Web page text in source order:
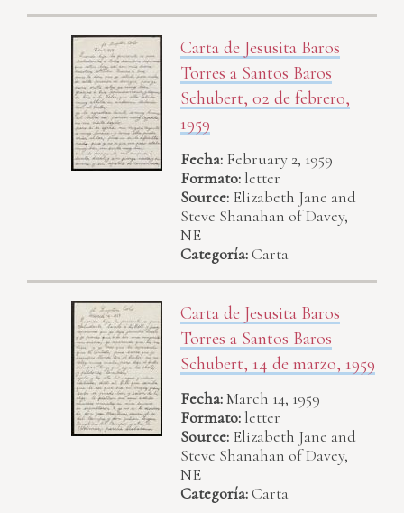
Carta de Jesusita Baros
Torres a Santos Baros
Schubert, 02 de febrero,
1959
Fecha: February 2, 1959
Formato: letter
Source: Elizabeth Jane and
Steve Shanahan of Davey,
NE
Categoría:Carta
Carta de Jesusita Baros
Torres a Santos Baros
Schubert, 14 de marzo, 1959
Fecha:March 14, 1959
Formato: letter
Source: Elizabeth Jane and
Steve Shanahan of Davey,
NE
Categoría:Carta